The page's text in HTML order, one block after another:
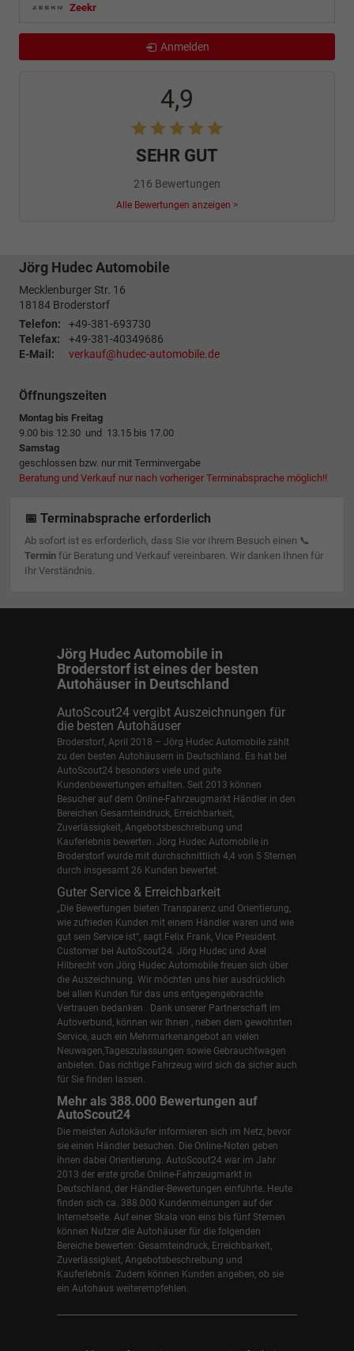
Zeekr
Anmelden
4,9
SEHR GUT
216 Bewertungen
Alle Bewertungen anzeigen >
Jörg Hudec Automobile
Mecklenburger Str. 16
18184 Broderstorf
Telefon:
+49-381-693730
Telefax:
+49-381-40349686
E-Mail:
verkauf@hudec-automobile.de
Öffnungszeiten
Montag bis Freitag
9.00 bis 12.30 und 13.15 bis 17.00
Samstag
geschlossen bzw. nur mit Terminvergabe
Beratung und Verkauf nur nach vorheriger Terminabsprache möglich!!
📅 Terminabsprache erforderlich
Ab sofort ist es erforderlich, dass Sie vor Ihrem Besuch einen 📞
Terminfür Beratung und Verkauf vereinbaren. Wir danken Ihnen für
Ihr Verständnis.
Jörg Hudec Automobile in
Broderstorf ist eines der besten
Autohäuser in Deutschland
AutoScout24 vergibt Auszeichnungen für
die besten Autohäuser
Broderstorf, April 2018 – Jörg Hudec Automobile zählt
zu den besten Autohäusern in Deutschland. Es hat bei
AutoScout24 besonders viele und gute
Kundenbewertungen erhalten. Seit 2013 können
Besucher auf dem Online-Fahrzeugmarkt Händler in den
Bereichen Gesamteindruck, Erreichbarkeit,
Zuverlässigkeit, Angebotsbeschreibung und
Kauferlebnis bewerten. Jörg Hudec Automobile in
Broderstorf wurde mit durchschnittlich 4,4 von 5 Sternen
durch insgesamt 26 Kunden bewertet.
Guter Service & Erreichbarkeit
„Die Bewertungen bieten Transparenz und Orientierung,
wie zufrieden Kunden mit einem Händler waren und wie
gut sein Service ist“, sagt Felix Frank, Vice President
Customer bei AutoScout24. Jörg Hudec und Axel
Hilbrecht von Jörg Hudec Automobile freuen sich über
die Auszeichnung. Wir möchten uns hier ausdrücklich
bei allen Kunden für das uns entgegengebrachte
Vertrauen bedanken . Dank unserer Partnerschaft im
Autoverbund, können wir Ihnen , neben dem gewohnten
Service, auch ein Mehrmarkenangebot an vielen
Neuwagen,Tageszulassungen sowie Gebrauchtwagen
anbieten. Das richtige Fahrzeug wird sich da sicher auch
für Sie finden lassen.
Mehr als 388.000 Bewertungen auf
AutoScout24
Die meisten Autokäufer informieren sich im Netz, bevor
sie einen Händler besuchen. Die Online-Noten geben
ihnen dabei Orientierung. AutoScout24 war im Jahr
2013 der erste große Online-Fahrzeugmarkt in
Deutschland, der Händler-Bewertungen einführte. Heute
finden sich ca. 388.000 Kundenmeinungen auf der
Internetseite. Auf einer Skala von eins bis fünf Sternen
können Nutzer die Autohäuser für die folgenden
Bereiche bewerten: Gesamteindruck, Erreichbarkeit,
Zuverlässigkeit, Angebotsbeschreibung und
Kauferlebnis. Zudem können Kunden angeben, ob sie
ein Autohaus weiterempfehlen.